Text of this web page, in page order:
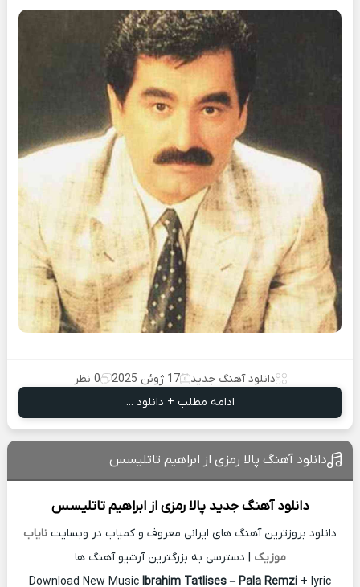
دانلود آهنگ جدید 17 ژوئن 2025
0 نظر
ادامه مطلب + دانلود ...
دانلود آهنگ پالا رمزی از ابراهیم تاتلیسس
دانلود آهنگ جدید پالا رمزی ازابراهیم تاتلیسس
دانلود بروزترین آهنگ های ایرانی معروف و کمیاب در وبسایت نایاب
موزیک | دسترسی به بزرگترین آرشیو آهنگ ها
Download New Music Ibrahim Tatlises – Pala Remzi + lyric